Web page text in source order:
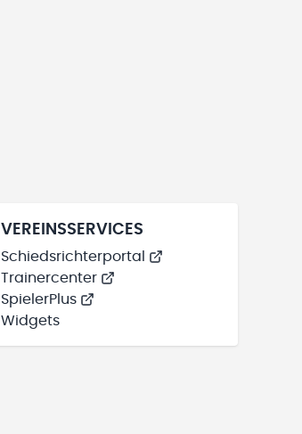
VEREINSSERVICES
Schiedsrichterportal
Trainercenter
SpielerPlus
Widgets